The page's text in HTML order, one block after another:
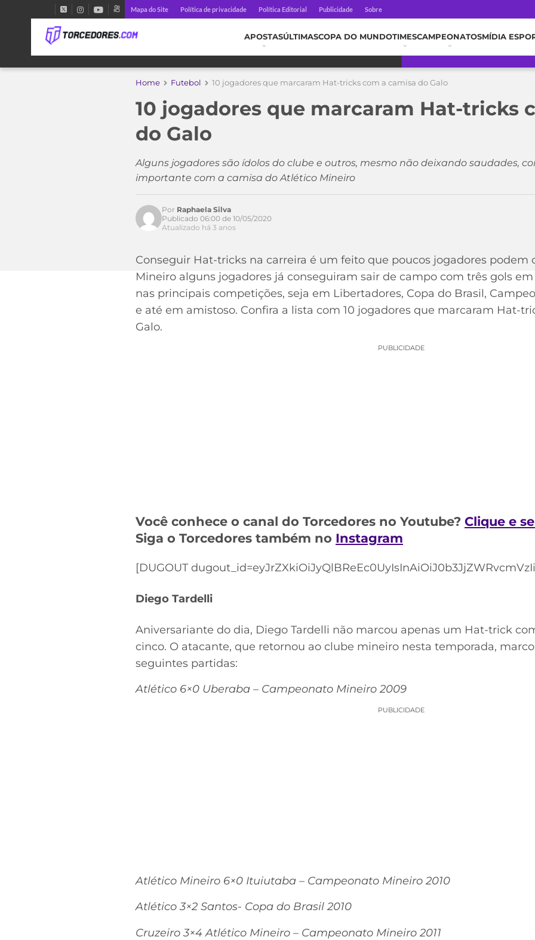
Mapa do Site Política de privacidade Política Editorial Publicidade Sobre
APOSTASÚLTIMASCOPA DO MUNDOTIMESCAMPEONATOSMÍDIA
Home Futebol 10 jogadores que marcaram Hat-tricks com a camisa do Galo
10 jogadores que marcaram Hat-tricks
do Galo
Alguns jogadores são ídolos do clube e outros, mesmo não deixando saudades,
importante com a camisa do Atlético Mineiro
Por Raphaela Silva
Publicado 06:00 de 10/05/2020
Atualizado há 3 anos
Conseguir Hat-tricks na carreira é um feito que poucos jogadores podem
Mineiro alguns jogadores já conseguiram sair de campo com três gols
nas principais competições, seja em Libertadores, Copa do Brasil,
e até em amistoso. Confira a lista com 10 jogadores que marcaram Hat-
Galo.
PUBLICIDADE
Você conhece o canal do Torcedores no Youtube? Clique e
Siga o Torcedores também no Instagram
[DUGOUT
Diego Tardelli
Aniversariante do dia, Diego Tardelli não marcou apenas um Hat-trick
cinco. O atacante, que retornou ao clube mineiro nesta temporada,
seguintes partidas:
Atlético 6×0 Uberaba – Campeonato Mineiro 2009
PUBLICIDADE
Atlético Mineiro 6×0 Ituiutaba – Campeonato Mineiro 2010
Atlético 3×2 Santos- Copa do Brasil 2010
Cruzeiro 3×4 Atlético Mineiro – Campeonato Mineiro 2011